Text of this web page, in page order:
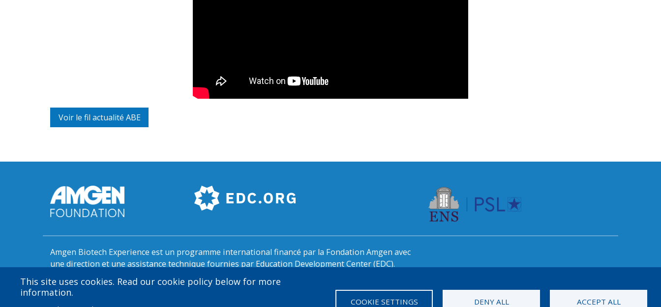
Voir le fil actualité ABE
This site uses cookies. Read our cookie policy below for more
information.
COOKIE SETTINGS DENY ALL ACCEPT ALL
Amgen Biotech Experience est un programme international financé par la Fondation Amgen avec
une direction et une assistance technique fournies par Education Development Center (EDC).